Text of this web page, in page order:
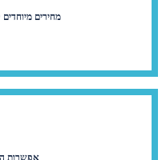
מחירים מיוחדים
אפשרות